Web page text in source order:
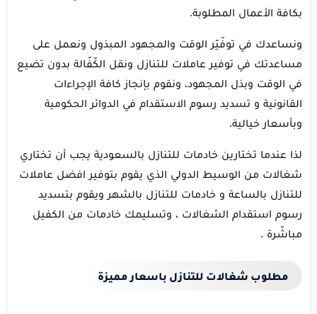
بكافة الأعمال المطلوبة.
ونساعدك في توفّيّر الوقت والمجهود المبذول ونعمل على
مساعدتك في توفير عاملات للتنازل ونقل الكّفّالة بدون تضيع
في الوقت وبذل المجهود، ونقوم بإنجاز كافة الإجراءات
القانونية و تسديد رسوم الاستقدام في الدوائر الحكومية
وبأسعار خيالية.
لذا عندما تختارين خادمات للتنازل بالسعودية يجب أن تختاري
شغالات من الوسيط الدولي الذي يقوم بتوفير افضل عاملات
للتنازل بالساعة و خادمات للتنازل بالشهر ويقوم بتسديد
رسوم استقدام الشغالات ، وتسليمك خادمات من الكفيل
مباشّرة .
مطلوب شغالات للتنازل باسعار مميزة